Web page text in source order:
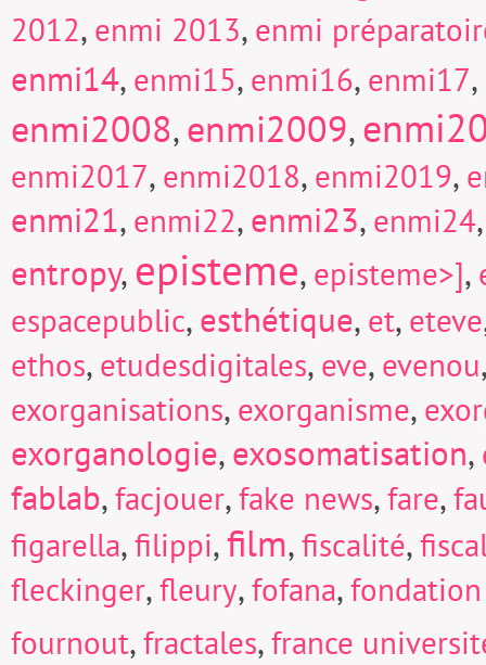
2012, enmi 2013, enmi
enmi14, enmi15, enmi16, enmi17,
enmi2008,enmi2009,
enmi2017, enmi2018, enmi2019,
enmi21, enmi22,enmi23, enmi24
entropy, episteme, episteme>],
espacepublic,esthétique, et, eteve
ethos, etudesdigitales, eve, evenou
exorganisations, exorganisme,
exorganologie,exosomatisation,
fablab,facjouer,fake news,fare,
figarella,filippi,film,fiscalité,
fleckinger,fleury,fofana,
fournout,fractales,france